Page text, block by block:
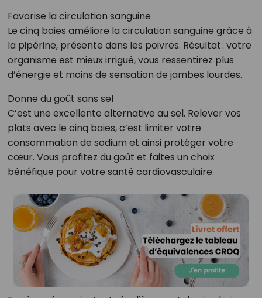
Favorise la circulation sanguine
Le cinq baies améliore la circulation sanguine grâce à
la pipérine, présente dans les poivres. Résultat : votre
organisme est mieux irrigué, vous ressentirez plus
d’énergie et moins de sensation de jambes lourdes.
Donne du goût sans sel
C’est une excellente alternative au sel. Relever vos
plats avec le cinq baies, c’est limiter votre
consommation de sodium et ainsi protéger votre
cœur. Vous profitez du goût et faites un choix
bénéfique pour votre santé cardiovasculaire.